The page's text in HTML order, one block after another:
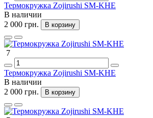
Термокружка Zojirushi SM-KHE
В наличии
2 000 грн.
В корзину
7
Термокружка Zojirushi SM-KHE
В наличии
2 000 грн.
В корзину